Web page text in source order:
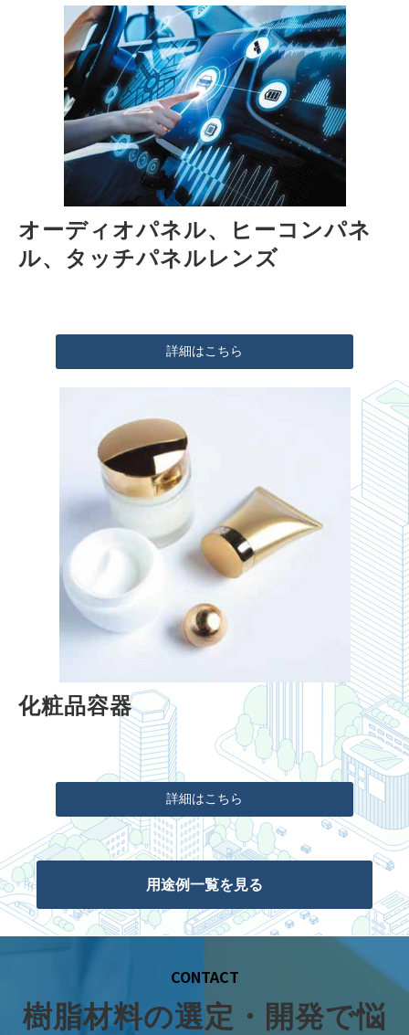
オーディオパネル、ヒーコンパネ
ル、タッチパネルレンズ
詳細はこちら
化粧品容器
詳細はこちら
用途例一覧を見る
CONTACT
樹脂材料の選定・開発で悩